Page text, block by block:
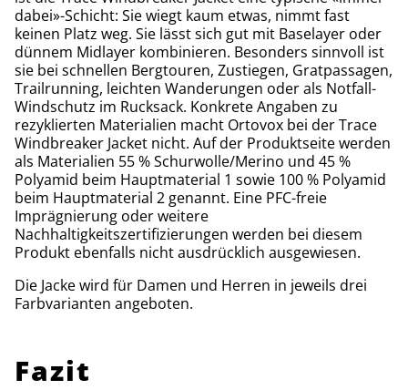
dabei»-Schicht: Sie wiegt kaum etwas, nimmt fast
keinen Platz weg. Sie lässt sich gut mit Baselayer oder
dünnem Midlayer kombinieren. Besonders sinnvoll ist
sie bei schnellen Bergtouren, Zustiegen, Gratpassagen,
Trailrunning, leichten Wanderungen oder als Notfall-
Windschutz im Rucksack. Konkrete Angaben zu
rezyklierten Materialien macht Ortovox bei der Trace
Windbreaker Jacket nicht. Auf der Produktseite werden
als Materialien 55 % Schurwolle/Merino und 45 %
Polyamid beim Hauptmaterial 1 sowie 100 % Polyamid
beim Hauptmaterial 2 genannt. Eine PFC-freie
Imprägnierung oder weitere
Nachhaltigkeitszertifizierungen werden bei diesem
Produkt ebenfalls nicht ausdrücklich ausgewiesen.
Die Jacke wird für Damen und Herren in jeweils drei
Farbvarianten angeboten.
Fazit